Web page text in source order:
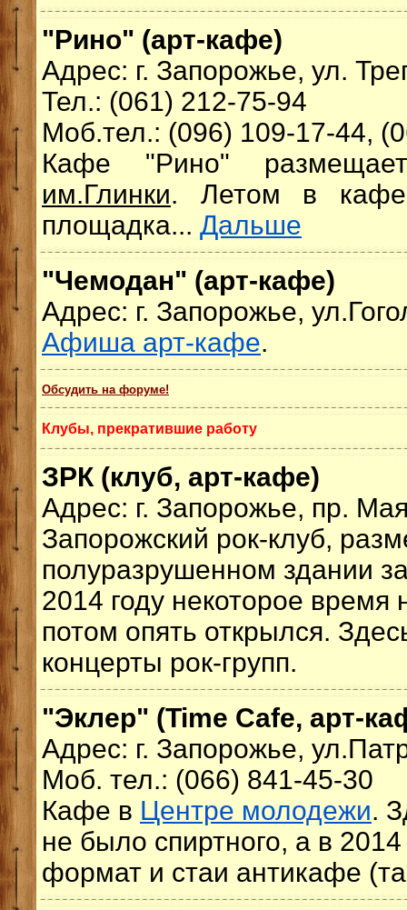
"Рино" (арт-кафе)
Адрес: г. Запорожье, ул.
Тел.: (061) 212-75-94
Моб.тел.: (096) 109-17-44,
Кафе "Рино"
им.Глинки. Летом в кафе
площадка... Дальше
"Чемодан" (арт-кафе)
Адрес: г. Запорожье,
Афиша арт-кафе.
Обсудить на форуме!
Клубы, прекратившие работу
ЗРК (клуб, арт-кафе)
Адрес: г. Запорожье, пр.
Запорожский рок-клуб,
полуразрушенном здании
2014 году некоторое время
потом опять открылся.
концерты рок-групп.
"Эклер" (Time Cafe, арт-
Адрес: г. Запорожье,
Моб. тел.: (066) 841-45-30
Кафе в Центре молодежи.
не было спиртного, а в
формат и стаи антикафе